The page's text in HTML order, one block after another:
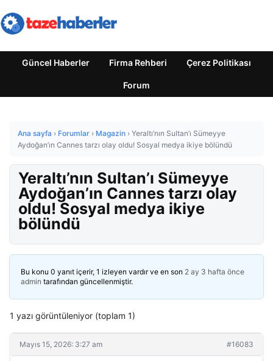
Güncel Haberler Firma Rehberi Çerez Politikası
Forum
Ana sayfa › Forumlar › Magazin › Yeraltı’nın Sultan’ı Sümeyye
Aydoğan’ın Cannes tarzı olay oldu! Sosyal medya ikiye bölündü
Yeraltı’nın Sultan’ı Sümeyye
Aydoğan’ın Cannes tarzı olay
oldu! Sosyal medya ikiye
bölündü
Bu konu 0 yanıt içerir, 1 izleyen vardır ve en son 2 ay 3 hafta önce
admin tarafından güncellenmiştir.
1 yazı görüntüleniyor (toplam 1)
Mayıs 15, 2026: 3:27 am #16083